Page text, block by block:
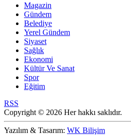
Magazin
Gündem
Belediye
Yerel Gündem
Siyaset
Sağlık
Ekonomi
Kültür Ve Sanat
Spor
Eğitim
RSS
Copyright © 2026 Her hakkı saklıdır.
Yazılım & Tasarım: WK Bilişim